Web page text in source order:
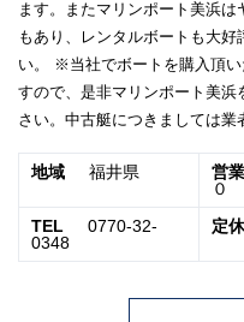
ます。またマリンポート美浜
もあり、レンタルボートも大
い。 ※当社でボートを購入頂
すので、是非マリンポート美浜
さい。中古艇につきましては業
地域 福井県 営
０
TEL
0770-32-
0348
定